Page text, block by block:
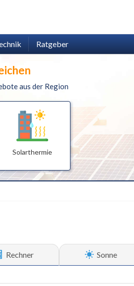
Ratgeber
aus der Region
Solarthermie
Rechner Sonne